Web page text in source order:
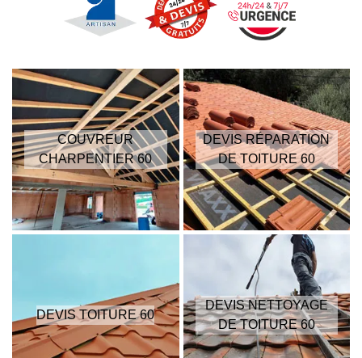
COUVREUR
CHARPENTIER 60
DEVIS RÉPARATION
DE TOITURE 60
DEVIS TOITURE 60
DEVIS NETTOYAGE
DE TOITURE 60